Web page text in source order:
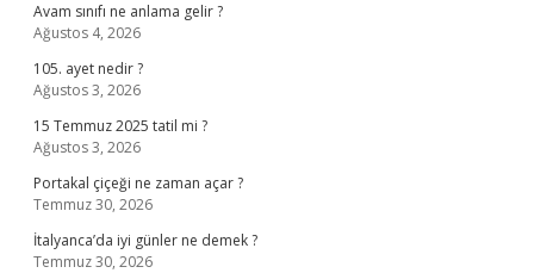
Avam sınıfı ne anlama gelir ?
Ağustos 4, 2026
105. ayet nedir ?
Ağustos 3, 2026
15 Temmuz 2025 tatil mi ?
Ağustos 3, 2026
Portakal çiçeği ne zaman açar ?
Temmuz 30, 2026
İtalyanca’da iyi günler ne demek ?
Temmuz 30, 2026